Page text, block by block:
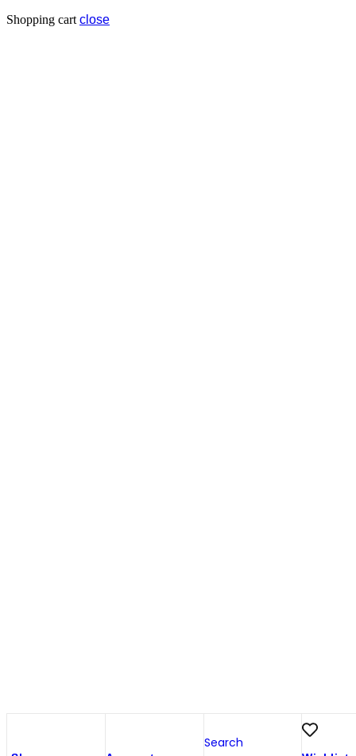
Search
Shopping cart close